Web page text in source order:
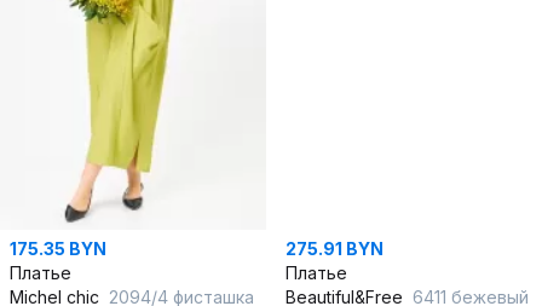
175.35 BYN
Платье
Michel chic 2094/4 фисташка
275.91 BYN
Платье
Beautiful&Free 6411 бежевый